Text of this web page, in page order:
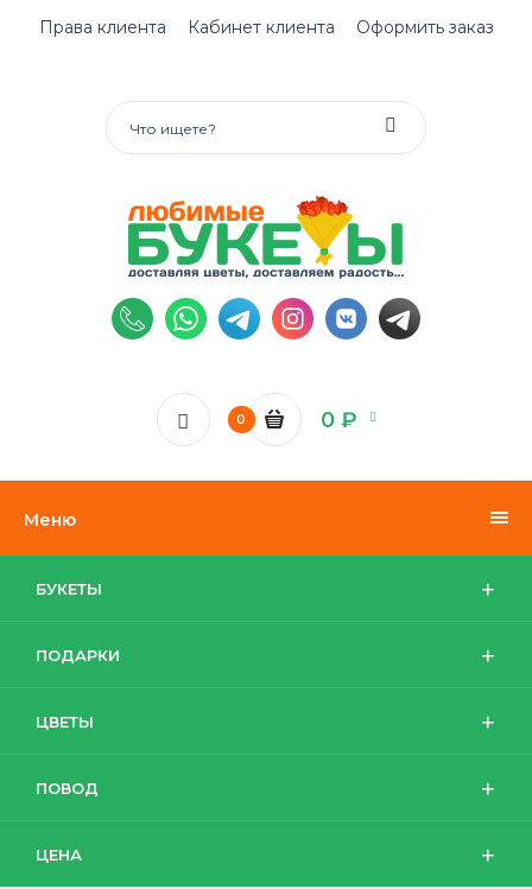
Права клиента Кабинет клиента Оформить заказ
0 0 ₽
Меню
БУКЕТЫ
ПОДАРКИ
ЦВЕТЫ
ПОВОД
ЦЕНА